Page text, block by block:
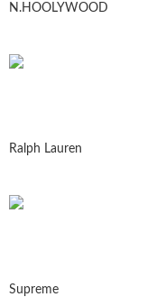
N.HOOLYWOOD
Ralph Lauren
Supreme